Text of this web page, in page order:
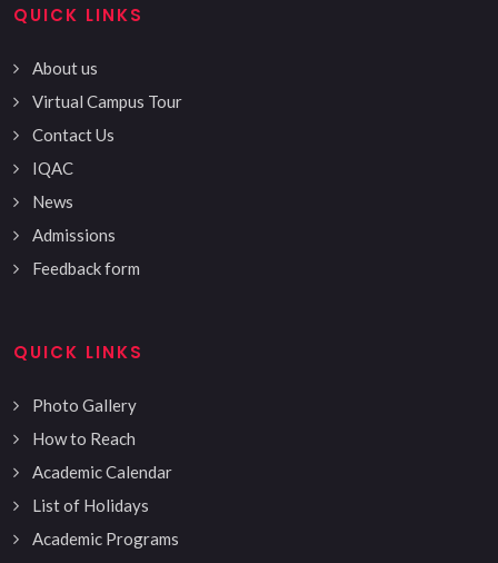
QUICK LINKS
About us
Virtual Campus Tour
Contact Us
IQAC
News
Admissions
Feedback form
QUICK LINKS
Photo Gallery
How to Reach
Academic Calendar
List of Holidays
Academic Programs